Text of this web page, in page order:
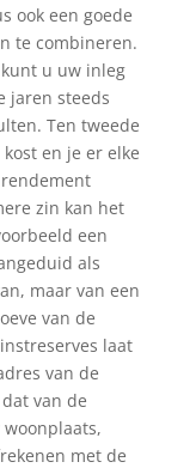
ook een goede
te combineren.
u uw inleg
jaren steeds
Ten tweede
en je er elke
zin kan het
een
als
maar van een
van de
laat
van de
van de
met de